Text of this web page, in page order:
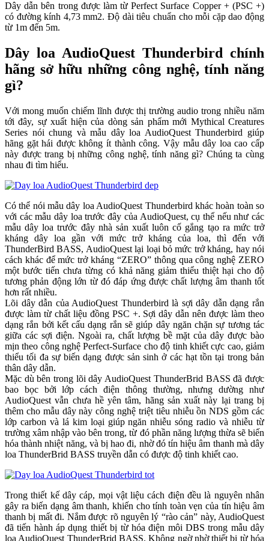
Dây dẫn bên trong được làm từ Perfect Surface Copper + (PSC +)
có đường kính 4,73 mm2. Độ dài tiêu chuẩn cho mỗi cặp dao động
từ 1m đến 5m.
Dây loa AudioQuest Thunderbird chính
hãng sở hữu những công nghệ, tính năng
gì?
Với mong muốn chiếm lĩnh được thị trường audio trong nhiều năm
tới đây, sự xuất hiện của dòng sản phẩm mới Mythical Creatures
Series nói chung và mẫu dây loa AudioQuest Thunderbird giúp
hãng gặt hái được không ít thành công. Vậy mẫu dây loa cao cấp
này được trang bị những công nghệ, tính năng gì? Chúng ta cùng
nhau đi tìm hiểu.
Có thể nói mẫu dây loa AudioQuest Thunderbird khác hoàn toàn so
với các mẫu dây loa trước đây của AudioQuest, cụ thể nếu như các
mẫu dây loa trước đây nhà sản xuất luôn cố gắng tạo ra mức trở
kháng dây loa gần với mức trở kháng của loa, thì đến với
ThunderBird BASS, AudioQuest lại loại bỏ mức trở kháng, hay nói
cách khác để mức trở kháng “ZERO” thông qua công nghệ ZERO
một bước tiến chưa từng có khả năng giảm thiểu thiệt hại cho độ
tương phản động lớn từ đó đáp ứng được chất lượng âm thanh tốt
hơn rất nhiều.
Lõi dây dẫn của AudioQuest Thunderbird là sợi dây dẫn dạng rắn
được làm từ chất liệu đồng PSC +. Sợi dây dẫn nên được làm theo
dạng rắn bởi kết cấu dạng rắn sẽ giúp dây ngăn chặn sự tương tác
giữa các sợi điện. Ngoài ra, chất lượng bề mặt của dây được bào
mịn theo công nghệ Perfect-Surface cho độ tinh khiết cực cao, giảm
thiểu tối đa sự biến dạng được sản sinh ở các hạt tồn tại trong bản
thân dây dẫn.
Mặc dù bên trong lõi dây AudioQuest ThunderBrid BASS đã được
bao bọc bởi lớp cách điện thông thường, nhưng dường như
AudioQuest vẫn chưa hề yên tâm, hãng sản xuất này lại trang bị
thêm cho mẫu dây này công nghệ triệt tiêu nhiễu ồn NDS gồm các
lớp carbon và lá kim loại giúp ngăn nhiễu sóng radio và nhiễu từ
trường xâm nhập vào bên trong, từ đó phần năng lượng thừa sẽ biến
hóa thành nhiệt năng, và bị hao đi, nhờ đó tín hiệu âm thanh mà dây
loa ThunderBrid BASS truyền dẫn có được độ tinh khiết cao.
Trong thiết kế dây cáp, mọi vật liệu cách điện đều là nguyên nhân
gây ra biến dạng âm thanh, khiến cho tính toàn vẹn của tín hiệu âm
thanh bị mất đi. Nắm được rõ nguyên lý “rào cản” này, AudioQuest
đã tiến hành áp dụng thiết bị từ hóa điện môi DBS trong mẫu dây
loa AudioQuest ThunderBrid BASS. Không ngờ nhờ thiết bị từ hóa